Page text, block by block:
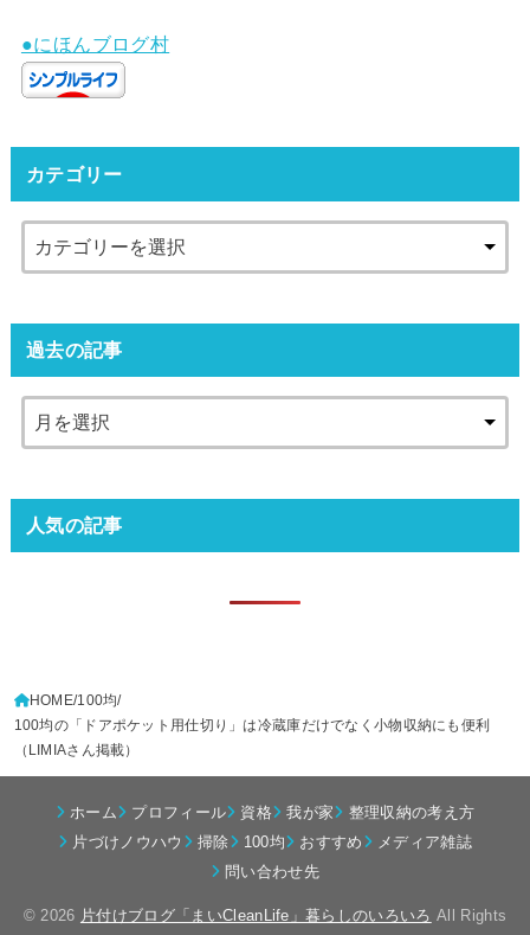
●にほんブログ村
カテゴリー
過去の記事
人気の記事
HOME 100均
100均の「ドアポケット用仕切り」は冷蔵庫だけでなく小物収納にも便利
（LIMIAさん掲載）
ホーム プロフィール 資格 我が家
整理収納の考え方
片づけノウハウ
掃除 100均 おすすめ
メディア雑誌
問い合わせ先
© 2026 片付けブログ「まいCleanLife」暮らしのいろいろ All Rights